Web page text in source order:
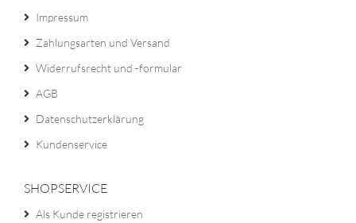
Impressum
Zahlungsarten und Versand
Widerrufsrecht und -formular
AGB
Datenschutzerklärung
Kundenservice
SHOPSERVICE
Als Kunde registrieren